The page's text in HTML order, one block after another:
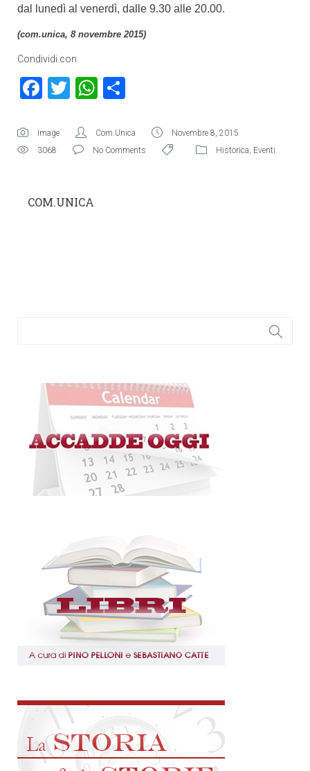
dal lunedì al venerdì, dalle 9.30 alle 20.00.
(com.unica, 8 novembre 2015)
Condividi con
Facebook
TwitterWhatsApp
Image Com.Unica
Novembre 8, 2015
3068
No Comments Historica, Eventi
COM.UNICA